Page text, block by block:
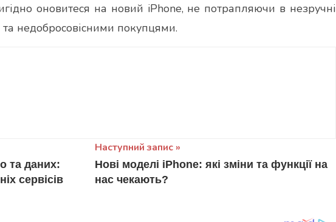
оновитеся на новий iPhone, не потрапляючи в незручні
недобросовісними покупцями.
та даних:
сервісів
Наступний запис
Нові моделі iPhone: які зміни та функції на
нас чекають?